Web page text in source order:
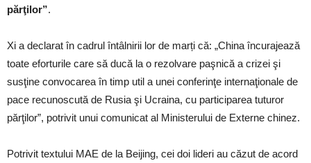
părţilor”.
Xi a declarat în cadrul întâlnirii lor de marți că: „China încurajează
toate eforturile care să ducă la o rezolvare paşnică a crizei şi
susţine convocarea în timp util a unei conferinţe internaţionale de
pace recunoscută de Rusia şi Ucraina, cu participarea tuturor
părţilor”, potrivit unui comunicat al Ministerului de Externe chinez.
Potrivit textului MAE de la Beijing, cei doi lideri au căzut de acord